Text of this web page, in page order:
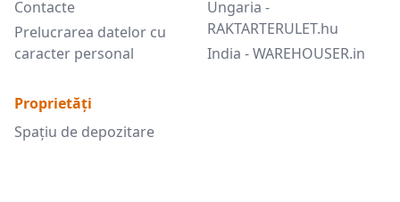
Contacte
Prelucrarea datelor cu
caracter personal
Proprietăți
Spațiu de depozitare
Ungaria -
RAKTARTERULET.hu
India - WAREHOUSER.in